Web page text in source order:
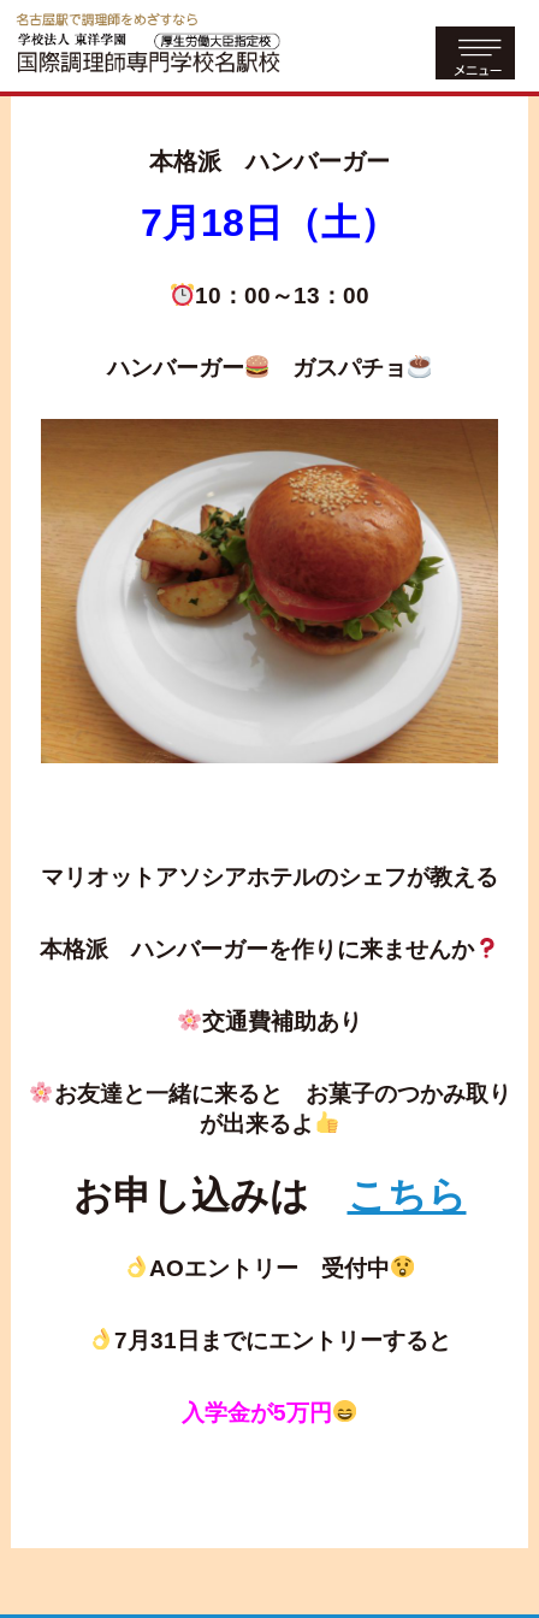
本格派 ハンバーガー
7月18日（土）
10：00～13：00
ハンバーガー ガスパチョ
マリオットアソシアホテルのシェフが教える
本格派 ハンバーガーを作りに来ませんか
交通費補助あり
お友達と一緒に来ると お菓子のつかみ取り
が出来るよ
お申し込みは こちら
AOエントリー 受付中
7月31日までにエントリーすると
入学金が5万円